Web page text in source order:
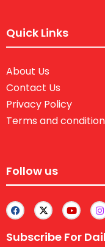
Quick Links
About Us
Contact Us
Privacy Policy
Terms and
Follow us
Subscribe For